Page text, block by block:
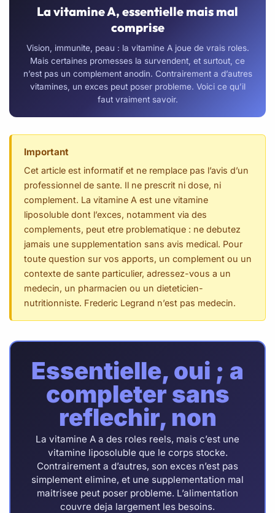
La vitamine A, essentielle mais mal
comprise
Vision, immunite, peau : la vitamine A joue de vrais roles.
Mais certaines promesses la survendent, et surtout, ce
n’est pas un complement anodin. Contrairement a d’autres
vitamines, un exces peut poser probleme. Voici ce qu’il
faut vraiment savoir.
Important
Cet article est informatif et ne remplace pas l’avis d’un
professionnel de sante. Il ne prescrit ni dose, ni
complement. La vitamine A est une vitamine
liposoluble dont l’exces, notamment via des
complements, peut etre problematique : ne debutez
jamais une supplementation sans avis medical. Pour
toute question sur vos apports, un complement ou un
contexte de sante particulier, adressez-vous a un
medecin, un pharmacien ou un dieteticien-
nutritionniste. Frederic Legrand n’est pas medecin.
Essentielle, oui ; a
completer sans
reflechir, non
La vitamine A a des roles reels, mais c’est une
vitamine liposoluble que le corps stocke.
Contrairement a d’autres, son exces n’est pas
simplement elimine, et une supplementation mal
maitrisee peut poser probleme. L’alimentation
couvre deja largement les besoins.